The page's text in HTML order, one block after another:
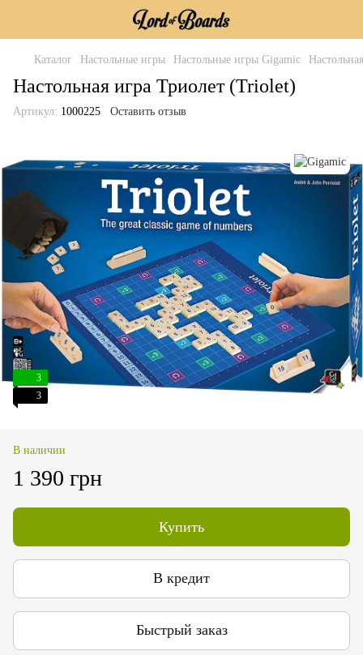
Каталог Настольные игры Настольные игры Gigamic
Настольная игра Триолет (Triolet)
Артикул: 1000225 Оставить отзыв
3
3
В наличии
1 390 грн
Купить
В кредит
Быстрый заказ